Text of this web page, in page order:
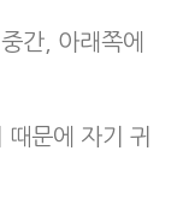
간, 아래쪽에
문에 자기 귀